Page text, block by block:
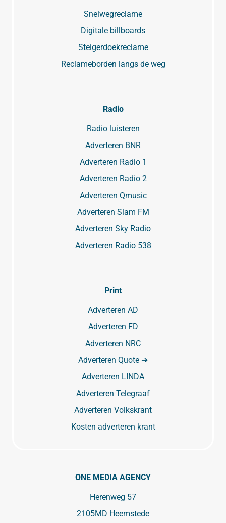
Snelwegreclame
Digitale billboards
Steigerdoekreclame
Reclameborden langs de weg
Radio
Radio luisteren
Adverteren BNR
Adverteren Radio 1
Adverteren Radio 2
Adverteren Qmusic
Adverteren Slam FM
Adverteren Sky Radio
Adverteren Radio 538
Print
Adverteren AD
Adverteren FD
Adverteren NRC
Adverteren Quote ➔
Adverteren LINDA
Adverteren Telegraaf
Adverteren Volkskrant
Kosten adverteren krant
ONE MEDIA AGENCY
Herenweg 57
2105MD Heemstede